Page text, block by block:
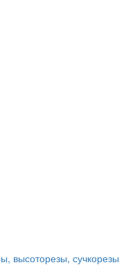
высоторезы, сучкорезы